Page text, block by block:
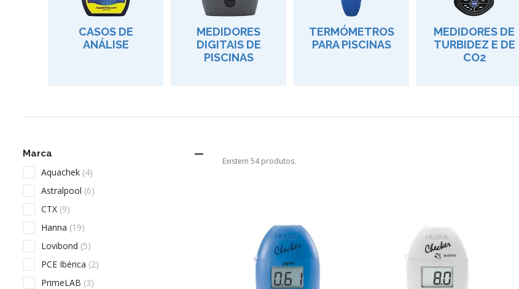
CASOS DE
ANÁLISE
MEDIDORES
DIGITAIS DE
PISCINAS
TERMÓMETROS
PARA PISCINAS
MEDIDORES DE
TURBIDEZ E DE
CO2
Marca 
Aquachek (4)
Astralpool (6)
CTX (9)
Hanna (19)
Lovibond (5)
PCE Ibérica (2)
PrimeLAB (3)
Existem 54 produtos.